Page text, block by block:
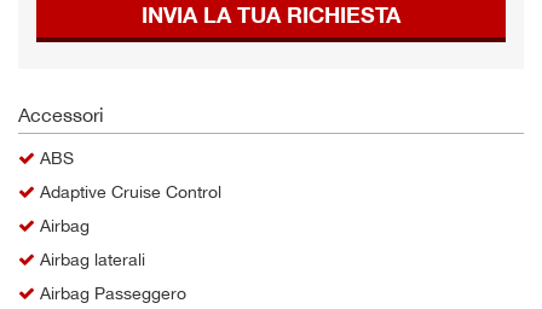
INVIA LA TUA RICHIESTA
Accessori
ABS
Adaptive Cruise Control
Airbag
Airbag laterali
Airbag Passeggero
le